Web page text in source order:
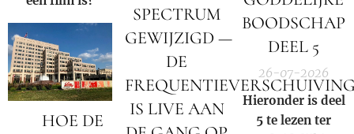
🚨 HOE DE
SPECTRUM
GEWIJZIGD —
DE
IS LIVE AAN
BOODSCHAP
DEEL 5
26-07-2026
Hieronder is deel
5 te lezen ter